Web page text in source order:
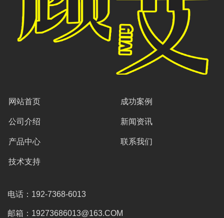
网站首页
公司介绍
产品中心
技术支持
成功案例
新闻资讯
联系我们
电话：192-7368-6013
邮箱：19273686013@163.COM